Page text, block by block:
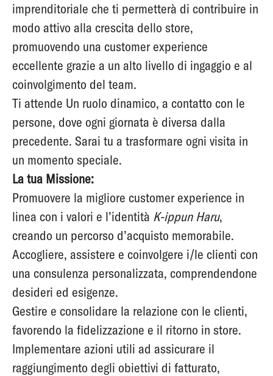
imprenditoriale che ti permetterà di contribuire in
modo attivo alla crescita dello store,
promuovendo una customer experience
eccellente grazie a un alto livello di ingaggio e al
coinvolgimento del team.
Ti attende Un ruolo dinamico, a contatto con le
persone, dove ogni giornata è diversa dalla
precedente. Sarai tu a trasformare ogni visita in
un momento speciale.
La tua Missione:
Promuovere la migliore customer experience in
linea con i valori e l’identità K-ippun Haru,
creando un percorso d’acquisto memorabile.
Accogliere, assistere e coinvolgere i/le clienti con
una consulenza personalizzata, comprendendone
desideri ed esigenze.
Gestire e consolidare la relazione con le clienti,
favorendo la fidelizzazione e il ritorno in store.
Implementare azioni utili ad assicurare il
raggiungimento degli obiettivi di fatturato,